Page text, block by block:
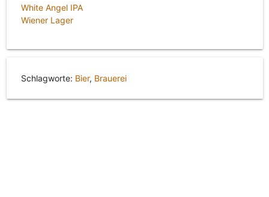
White Angel IPA
Wiener Lager
Schlagworte: Bier, Brauerei